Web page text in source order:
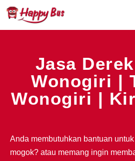
Jasa
Wonogiri |
Wonogiri |
Anda membutuhkan bantuan
mogok? atau memang ingin